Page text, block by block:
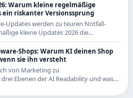
Warum kleine regelmäßige
ein riskanter Versionssprung
Updates werden zu teuren Notfall-
kleine Updates 2026 die
sind - mit Beispielen aus den letzten
Shops: Warum KI deinen Shop
sie ihn versteht
von Marketing zu
Ebenen der AI Readability und was